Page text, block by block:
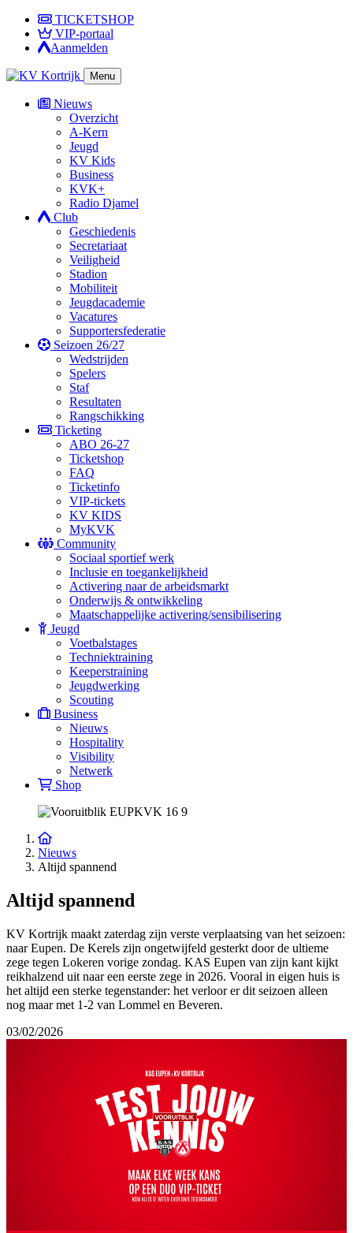
TICKETSHOP
VIP-portaal
Aanmelden
Menu
Nieuws
Overzicht
A-Kern
Jeugd
KV Kids
Business
KVK+
Radio Djamel
Club
Geschiedenis
Secretariaat
Veiligheid
Stadion
Mobiliteit
Jeugdacademie
Vacatures
Supportersfederatie
Seizoen 26/27
Wedstrijden
Spelers
Staf
Resultaten
Rangschikking
Ticketing
ABO 26-27
Ticketshop
FAQ
Ticketinfo
VIP-tickets
KV KIDS
MyKVK
Community
Sociaal sportief werk
Inclusie en toegankelijkheid
Activering naar de arbeidsmarkt
Onderwijs & ontwikkeling
Maatschappelijke activering/sensibilisering
Jeugd
Voetbalstages
Techniektraining
Keeperstraining
Jeugdwerking
Scouting
Business
Nieuws
Hospitality
Visibility
Netwerk
Shop
Nieuws
Altijd spannend
Altijd spannend
KV Kortrijk maakt zaterdag zijn verste verplaatsing van het seizoen:
naar Eupen. De Kerels zijn ongetwijfeld gesterkt door de ultieme
zege tegen Lokeren vorige zondag. KAS Eupen van zijn kant kijkt
reikhalzend uit naar een eerste zege in 2026. Vooral in eigen huis is
het altijd een sterke tegenstander: het verloor er dit seizoen alleen
nog maar met 1-2 van Lommel en Beveren.
03/02/2026